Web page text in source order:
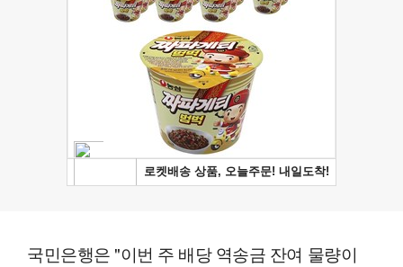
국민은행은 "이번 주 배당 역송금 잔여 물량이